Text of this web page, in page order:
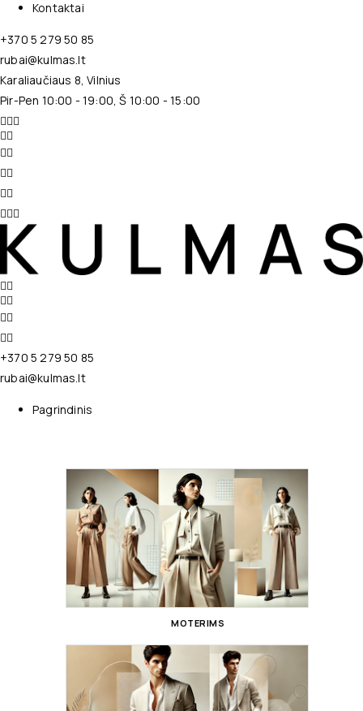
Kontaktai
+370 5 279 50 85
rubai@kulmas.lt
Karaliaučiaus 8, Vilnius
Pir-Pen 10:00 - 19:00, Š 10:00 - 15:00
+370 5 279 50 85
rubai@kulmas.lt
Pagrindinis
MOTERIMS